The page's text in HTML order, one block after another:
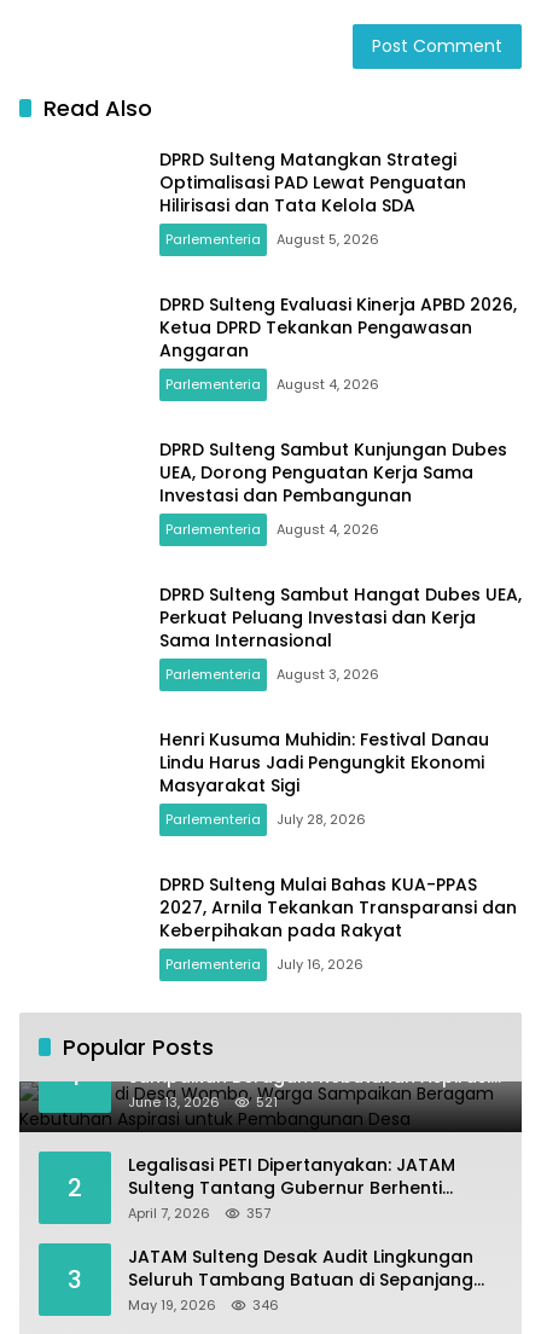
Read Also
DPRD Sulteng Matangkan Strategi
Optimalisasi PAD Lewat Penguatan
Hilirisasi dan Tata Kelola SDA
Parlementeria August 5, 2026
DPRD Sulteng Evaluasi Kinerja APBD 2026,
Ketua DPRD Tekankan Pengawasan
Anggaran
Parlementeria August 4, 2026
DPRD Sulteng Sambut Kunjungan Dubes
UEA, Dorong Penguatan Kerja Sama
Investasi dan Pembangunan
Parlementeria August 4, 2026
DPRD Sulteng Sambut Hangat Dubes UEA,
Perkuat Peluang Investasi dan Kerja
Sama Internasional
Parlementeria August 3, 2026
Henri Kusuma Muhidin: Festival Danau
Lindu Harus Jadi Pengungkit Ekonomi
Masyarakat Sigi
Parlementeria July 28, 2026
DPRD Sulteng Mulai Bahas KUA-PPAS
2027, Arnila Tekankan Transparansi dan
Keberpihakan pada Rakyat
Parlementeria July 16, 2026
Popular Posts
1
Kundapil di Desa Wombo, Warga
Sampaikan Beragam Kebutuhan Aspirasi
untuk Pembangunan Desa
June 13, 2026 521
2
Legalisasi PETI Dipertanyakan: JATAM
Sulteng Tantang Gubernur Berhenti
Andalkan Tambang dan Selamatkan
April 7, 2026 357
3
JATAM Sulteng Desak Audit Lingkungan
Seluruh Tambang Batuan di Sepanjang
Pesisir Palu–Donggala
May 19, 2026 346